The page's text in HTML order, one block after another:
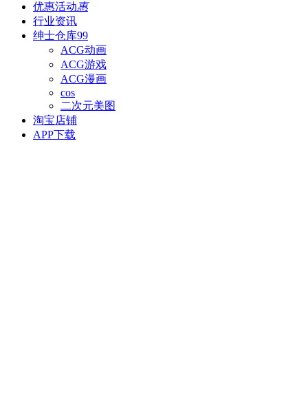
优惠活动惠
行业资讯
绅士仓库99
ACG动画
ACG游戏
ACG漫画
cos
二次元美图
淘宝店铺
APP下载